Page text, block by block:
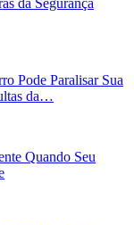
da Segurança
Pode Paralisar Sua
da…
Quando Seu